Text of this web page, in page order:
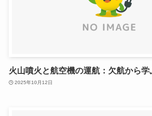
火山噴火と航空機の運航：欠航から学
2025年10月12日